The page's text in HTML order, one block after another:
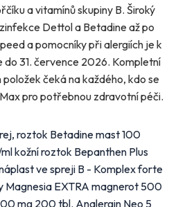
a vitamínů skupiny B. Široký
Dettol a Betadine až po
a pomocníky při alergiích je k
do 31. července 2026. Kompletní
čeká na každého, kdo se
pro potřebnou zdravotní péči.
roztok Betadine mast 100
kožní roztok Bepanthen Plus
ve spreji B - Komplex forte
Magnesia EXTRA magnerot 500
mg 200 tbl. Analergin Neo 5
Auto moto
Přihlásit k odběru